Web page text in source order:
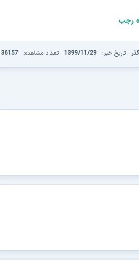
رجب
تاریخ خبر: 1399/11/29 تعداد مشاهده: 36157